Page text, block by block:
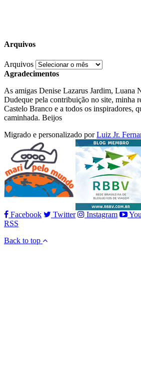
Arquivos
Arquivos
Agradecimentos
As amigas Denise Lazarus Jardim, Luana
Dudeque pela contribuição no site, minha
Castelo Branco e a todos os inspiradores,
caminhada. Beijos
Migrado e personalizado porLuiz Jr.
Facebook Twitter Instagram
RSS
Back to top